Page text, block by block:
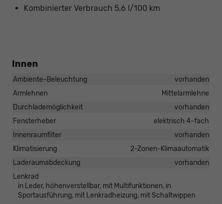
Kombinierter Verbrauch 5,6 l/100 km
Innen
Ambiente-Beleuchtung
vorhanden
Armlehnen
Mittelarmlehne
Durchlademöglichkeit
vorhanden
Fensterheber
elektrisch 4-fach
Innenraumfilter
vorhanden
Klimatisierung
2-Zonen-Klimaautomatik
Laderaumabdeckung
vorhanden
Lenkrad
in Leder, höhenverstellbar, mit Multifunktionen, in
Sportausführung, mit Lenkradheizung, mit Schaltwippen